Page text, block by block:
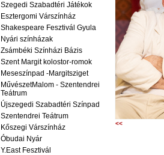
Szegedi Szabadtéri Játékok
Esztergomi Várszínház
Shakespeare Fesztivál Gyula
Nyári színházak
Zsámbéki Színházi Bázis
Szent Margit kolostor-romok
Meseszínpad -Margitsziget
MűvészetMalom - Szentendrei
Teátrum
Újszegedi Szabadtéri Színpad
Szentendrei Teátrum
Kőszegi Várszínház
Óbudai Nyár
Y.East Fesztivál
<<